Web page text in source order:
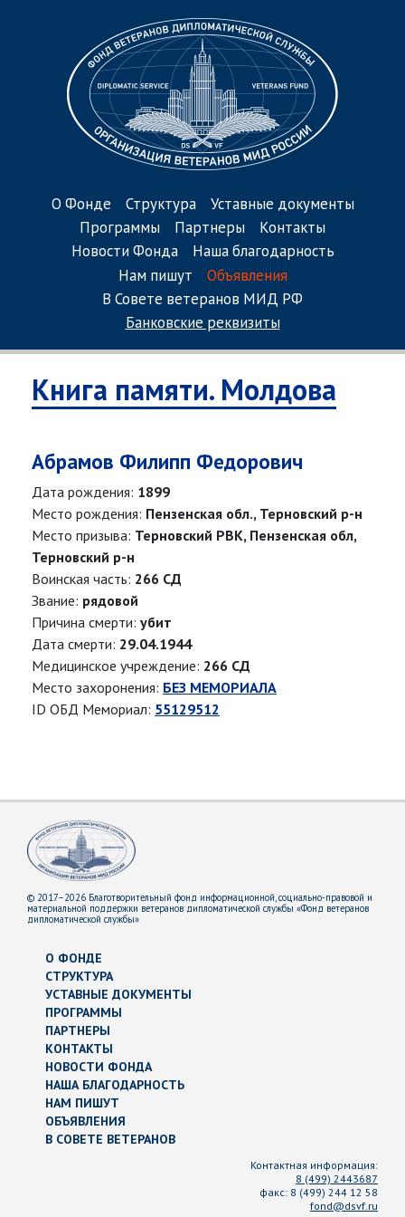
О Фонде Структура
Уставные документы
Программы
Партнеры
Контакты
Новости Фонда
Наша благодарность
Нам пишут
Объявления
В Совете ветеранов МИД РФ
Банковские реквизиты
Книга памяти. Молдова
Абрамов Филипп Федорович
Дата рождения: 1899
Место рождения: Пензенская обл., Терновский р-н
Место призыва: Терновский РВК, Пензенская обл,
Терновский р-н
Воинская часть: 266 СД
Звание: рядовой
Причина смерти: убит
Дата смерти: 29.04.1944
Медицинское учреждение: 266 СД
Место захоронения: БЕЗ МЕМОРИАЛА
ID ОБД Мемориал: 55129512
© 2017–2026 Благотворительный фонд информационной, социально-правовой и
материальной поддержки ветеранов дипломатической службы «Фонд ветеранов
дипломатической службы»
О ФОНДЕ
СТРУКТУРА
УСТАВНЫЕ ДОКУМЕНТЫ
ПРОГРАММЫ
ПАРТНЕРЫ
КОНТАКТЫ
НОВОСТИ ФОНДА
НАША БЛАГОДАРНОСТЬ
НАМ ПИШУТ
ОБЪЯВЛЕНИЯ
В СОВЕТЕ ВЕТЕРАНОВ
Контактная информация:
8 (499) 2443687
факс: 8 (499) 244 12 58
fond@dsvf.ru